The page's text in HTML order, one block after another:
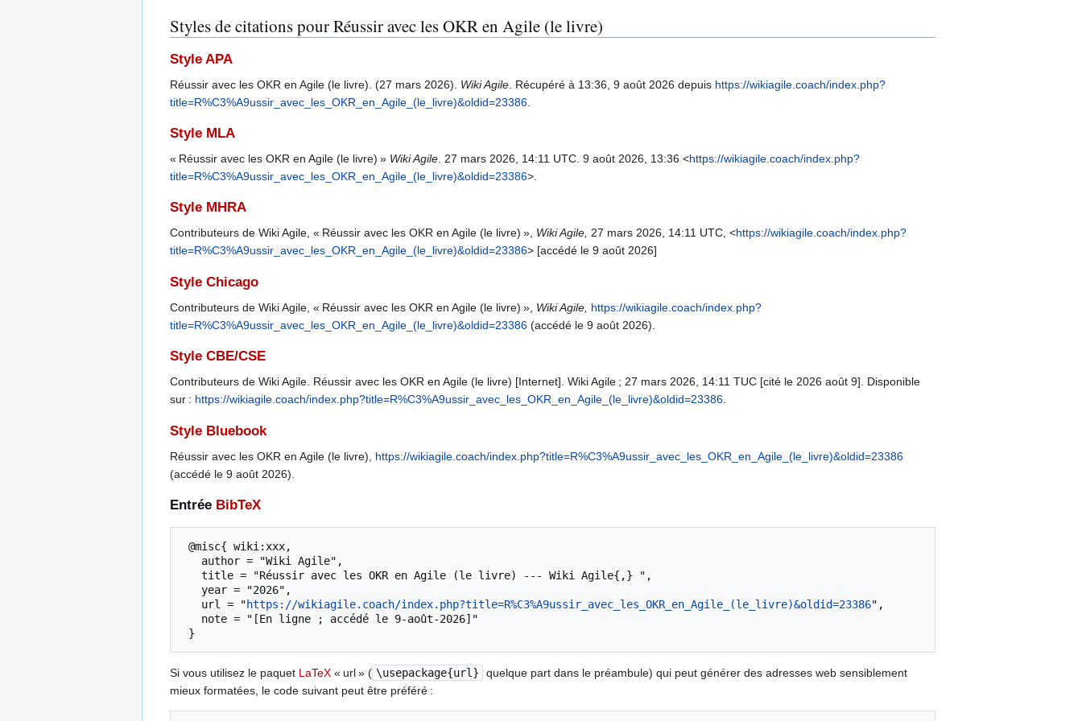
Styles de citations pour Réussir avec les OKR en Agile (le livre)
Style APA
Réussir avec les OKR en Agile (le livre). (27 mars 2026). Wiki Agile . Récupéré à 13:36, 9 août 2026 depuis https://wikiagile.coach/index.php?
title=R%C3%A9ussir_avec_les_OKR_en_Agile_(le_livre)&oldid=23386
Style MLA
« Réussir avec les OKR en Agile (le livre) » Wiki Agile . 27 mars 2026, 14:11 UTC. 9 août 2026, 13:36 <https://wikiagile.coach/index.php?
title=R%C3%A9ussir_avec_les_OKR_en_Agile_(le_livre)&oldid=23386>.
Style MHRA
Contributeurs de Wiki Agile, « Réussir avec les OKR en Agile (le livre) », Wiki Agile, 27 mars 2026, 14:11 UTC, <https://wikiagile.coach/index.php?
title=R%C3%A9ussir_avec_les_OKR_en_Agile_(le_livre)&oldid=23386> [accédé le 9 août 2026]
Style Chicago
Contributeurs de Wiki Agile, « Réussir avec les OKR en Agile (le livre) », Wiki Agile, https://wikiagile.coach/index.php?
title=R%C3%A9ussir_avec_les_OKR_en_Agile_(le_livre)&oldid=23386 (accédé le 9 août 2026).
Style CBE/CSE
Contributeurs de Wiki Agile. Réussir avec les OKR en Agile (le livre) [Internet]. Wiki Agile ; 27 mars 2026, 14:11 TUC [cité le 2026 août 9]. Disponible
sur : https://wikiagile.coach/index.php?title=R%C3%A9ussir_avec_les_OKR_en_Agile_(le_livre)&oldid=23386
Style Bluebook
Réussir avec les OKR en Agile (le livre), https://wikiagile.coach/index.php?title=R%C3%A9ussir_avec_les_OKR_en_Agile_(le_livre)&oldid=23386
(accédé le 9 août 2026).
Entrée BibTeX
   url = "
https://wikiagile.coach/index.php?title=R%C3%A9ussir_avec_les_OKR_en_Agile_(le_livre)&oldid=23386",
Si vous utilisez le paquet LaTeX « url » ( \usepackage{url}
quelque part dans le préambule) qui peut générer des adresses web sensiblement
mieux formatées, le code suivant peut être préféré :